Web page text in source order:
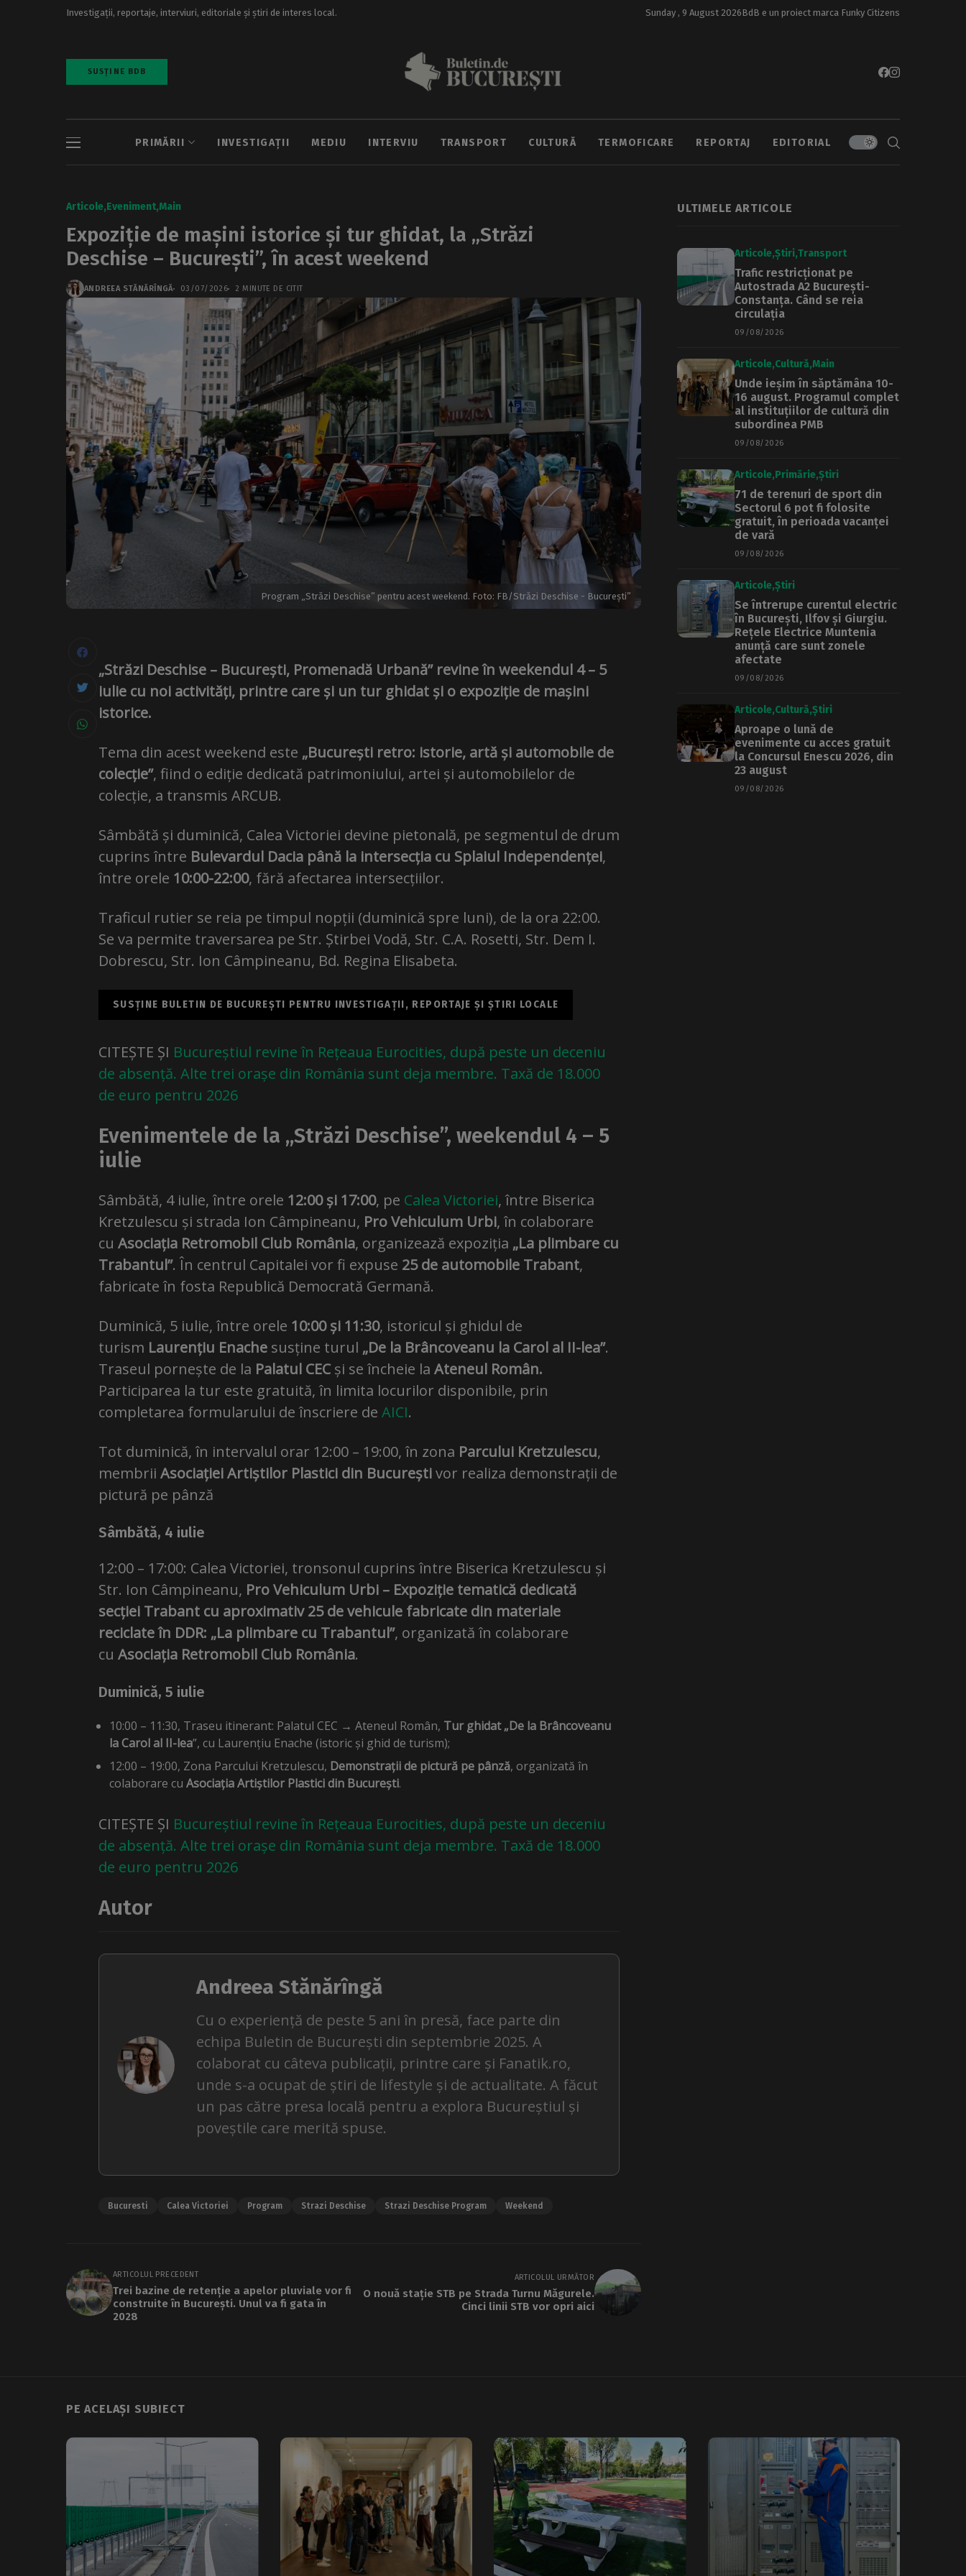
Investigații, reportaje, interviuri, editoriale și știri de interes local. Sunday , 9 August 2026BdB e un proiect marca Funky Citizens
SUSȚINE BDB
PRIMĂRII INVESTIGAȚII MEDIU INTERVIU TRANSPORT CULTURĂ TERMOFICARE REPORTAJ EDITORIAL
Articole Eveniment Main
Expoziție de mașini istorice și tur ghidat, la „Străzi
Deschise – București”, în acest weekend
ANDREEA STĂNĂRÎNGĂ 03/07/2026 2 MINUTE DE CITIT
Program „Străzi Deschise” pentru acest weekend. Foto: FB/Străzi Deschise - București”
„Străzi Deschise – București, Promenadă Urbană” revine în weekendul 4 – 5
iulie cu noi activități, printre care și un tur ghidat și o expoziție de mașini
istorice.
Tema din acest weekend este „București retro: istorie, artă și automobile de
colecție”, fiind o ediție dedicată patrimoniului, artei și automobilelor de
colecție, a transmis ARCUB.
Sâmbătă și duminică, Calea Victoriei devine pietonală, pe segmentul de drum
cuprins între Bulevardul Dacia până la intersecția cu Splaiul Independenței,
între orele 10:00-22:00, fără afectarea intersecțiilor.
Traficul rutier se reia pe timpul nopții (duminică spre luni), de la ora 22:00.
Se va permite traversarea pe Str. Știrbei Vodă, Str. C.A. Rosetti, Str. Dem I.
Dobrescu, Str. Ion Câmpineanu, Bd. Regina Elisabeta.
SUSȚINE BULETIN DE BUCUREȘTI PENTRU INVESTIGAȚII, REPORTAJE ȘI ȘTIRI LOCALE
CITEȘTE ȘI Bucureștiul revine în Rețeaua Eurocities, după peste un deceniu
de absență. Alte trei orașe din România sunt deja membre. Taxă de 18.000
de euro pentru 2026
Evenimentele de la „Străzi Deschise”, weekendul 4 – 5
iulie
Sâmbătă, 4 iulie, între orele 12:00 și 17:00, pe Calea Victoriei, între Biserica
Kretzulescu și strada Ion Câmpineanu, Pro Vehiculum Urbi, în colaborare
cu Asociația Retromobil Club România, organizează expoziția „La plimbare cu
Trabantul”. În centrul Capitalei vor fi expuse 25 de automobile Trabant,
fabricate în fosta Republică Democrată Germană.
Duminică, 5 iulie, între orele 10:00 și 11:30, istoricul și ghidul de
turism Laurențiu Enache susține turul „De la Brâncoveanu la Carol al II-lea”.
Traseul pornește de la Palatul CECși se încheie la Ateneul Român.
Participarea la tur este gratuită, în limita locurilor disponibile, prin
completarea formularului de înscriere de AICI.
Tot duminică, în intervalul orar 12:00 – 19:00, în zona Parcului Kretzulescu,
membrii Asociației Artiștilor Plastici din Bucureștivor realiza demonstrații de
pictură pe pânză
Sâmbătă, 4 iulie
12:00 – 17:00: Calea Victoriei, tronsonul cuprins între Biserica Kretzulescu și
Str. Ion Câmpineanu, Pro Vehiculum Urbi – Expoziție tematică dedicată
secției Trabant cu aproximativ 25 de vehicule fabricate din materiale
reciclate în DDR: „La plimbare cu Trabantul”, organizată în colaborare
cu Asociația Retromobil Club România.
Duminică, 5 iulie
10:00 – 11:30, Traseu itinerant: Palatul CEC → Ateneul Român, Tur ghidat „De la Brâncoveanu
la Carol al II-lea”, cu Laurențiu Enache (istoric și ghid de turism);
12:00 – 19:00, Zona Parcului Kretzulescu, Demonstrații de pictură pe pânză, organizată în
colaborare cu Asociația Artiștilor Plastici din București.
CITEȘTE ȘI Bucureștiul revine în Rețeaua Eurocities, după peste un deceniu
de absență. Alte trei orașe din România sunt deja membre. Taxă de 18.000
de euro pentru 2026
Autor
Andreea Stănărîngă
Cu o experiență de peste 5 ani în presă, face parte din
echipa Buletin de București din septembrie 2025. A
colaborat cu câteva publicații, printre care și Fanatik.ro,
unde s-a ocupat de știri de lifestyle și de actualitate. A făcut
un pas către presa locală pentru a explora Bucureștiul și
poveștile care merită spuse.
Bucuresti Calea Victoriei Program Strazi Deschise Strazi Deschise Program Weekend
ARTICOLUL PRECEDENT
Trei bazine de retenție a apelor pluviale vor fi
construite în București. Unul va fi gata în
2028
ARTICOLUL URMĂTOR
O nouă stație STB pe Strada Turnu Măgurele.
Cinci linii STB vor opri aici
ULTIMELE ARTICOLE
Articole Știri Transport
Trafic restricționat pe
Autostrada A2 București-
Constanța. Când se reia
circulația
09/08/2026
Articole Cultură Main
Unde ieșim în săptămâna 10-
16 august. Programul complet
al instituțiilor de cultură din
subordinea PMB
09/08/2026
Articole Primărie Știri
71 de terenuri de sport din
Sectorul 6 pot fi folosite
gratuit, în perioada vacanței
de vară
09/08/2026
Articole Știri
Se întrerupe curentul electric
în București, Ilfov și Giurgiu.
Rețele Electrice Muntenia
anunță care sunt zonele
afectate
09/08/2026
Articole Cultură Știri
Aproape o lună de
evenimente cu acces gratuit
la Concursul Enescu 2026, din
23 august
09/08/2026
PE ACELAȘI SUBIECT